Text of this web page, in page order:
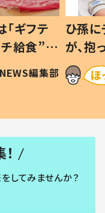
ギフテ
給食”を
和の親
編集部
ひ孫
が、
「涙が
い」
してみませんか？